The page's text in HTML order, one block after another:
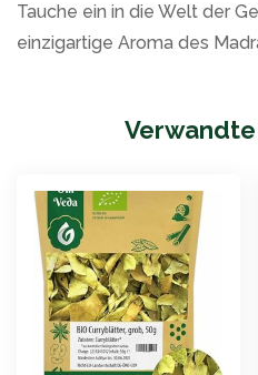
Tauche ein in die Welt der
einzigartige Aroma des